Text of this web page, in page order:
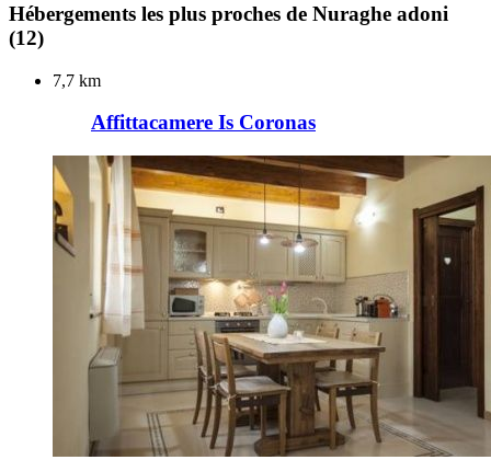
Hébergements les plus proches de Nuraghe adoni
(12)
7,7 km
Affittacamere Is Coronas